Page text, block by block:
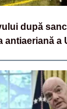
după
antiaeriană a